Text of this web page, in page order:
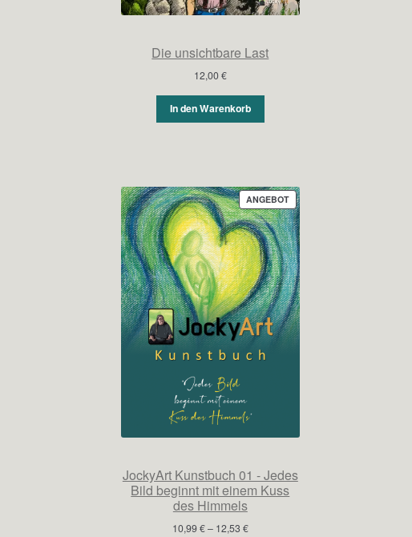
Die unsichtbare Last
12,00€
In den Warenkorb
ANGEBOTPRODUKT
IM
ANGEBOT
JockyArt Kunstbuch 01 - Jedes
Bild beginnt mit einem Kuss
des Himmels
10,99€– 12,53 €Preisspanne: